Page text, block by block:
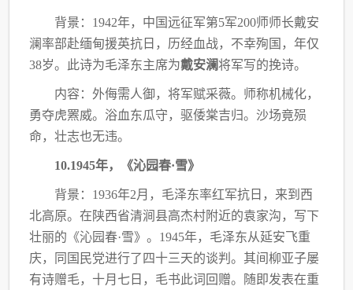
背景： 1942年，中国远征军第5军200师师长戴安
澜率部赴缅甸援英抗日，历经血战， 不幸殉国，年仅
38岁。此诗为毛泽东主席为戴安澜将军写的挽诗。
内容：外侮需人御，将军赋采薇。师称机械化，
勇夺虎罴威。浴血东瓜守，驱倭棠吉归。 沙场竟殒
命，壮志也无违。
10.1945年，《沁园春·雪》
背景： 1936年2月，毛泽东率红军抗日，来到西
北高原。在陕西省清涧县高杰村附近的袁家沟，写下
壮丽的《沁园春·雪》。 1945年，毛泽东从延安飞重
庆，同国民党进行了四十三天的谈判。其间柳亚子屡
有诗赠毛，十月七日，毛书此词回赠。随即发表在重